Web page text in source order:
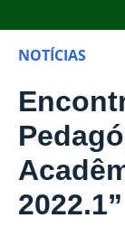
NOTÍCIAS